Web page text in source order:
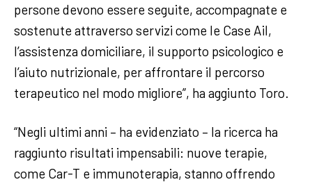
persone devono essere seguite, accompagnate e
sostenute attraverso servizi come le Case Ail,
l’assistenza domiciliare, il supporto psicologico e
l’aiuto nutrizionale, per affrontare il percorso
terapeutico nel modo migliore”, ha aggiunto Toro.
“Negli ultimi anni – ha evidenziato – la ricerca ha
raggiunto risultati impensabili: nuove terapie,
come Car-T e immunoterapia, stanno offrendo